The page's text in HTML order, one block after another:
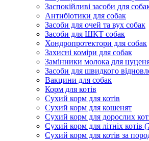
Заспокійливі засоби для
Антибіотики для собак
Засоби для очей та вух собак
Засоби для ШКТ собак
Хондропротектори для собак
Захисні коміри для собак
Замінники молока для
Засоби для швидкого
Вакцини для собак
Корм для котів
Сухий корм для котів
Сухий корм для кошенят
Сухий корм для дорослих
Сухий корм для літніх котів
Сухий корм для котів за